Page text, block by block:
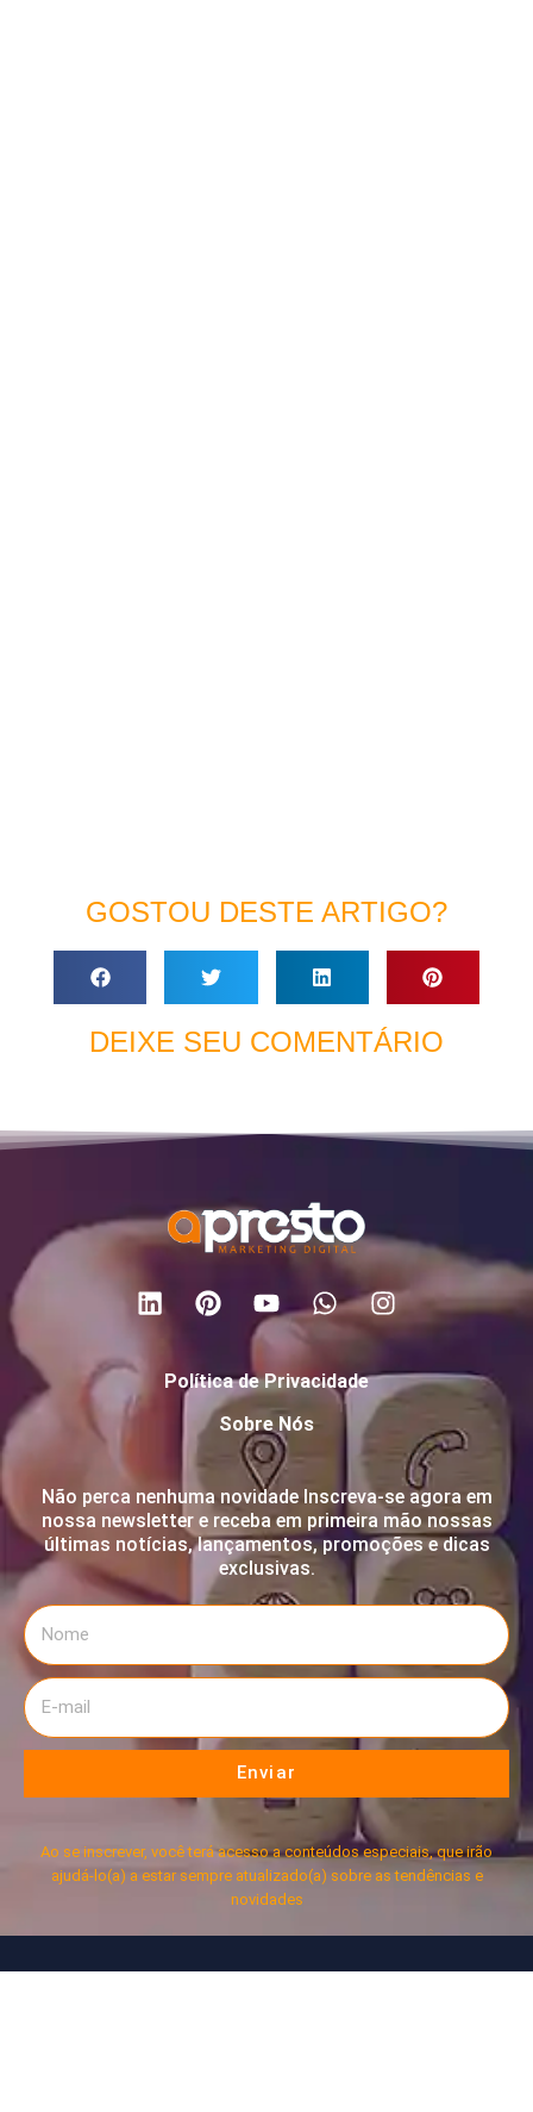
GOSTOU DESTE ARTIGO?
DEIXE SEU COMENTÁRIO
Política de Privacidade
Sobre Nós
Não perca nenhuma novidade Inscreva-se agora em
nossa newsletter e receba em primeira mão nossas
últimas notícias, lançamentos, promoções e dicas
exclusivas.
Enviar
Ao se inscrever, você terá acesso a conteúdos especiais, que irão
ajudá-lo(a) a estar sempre atualizado(a) sobre as tendências e
novidades